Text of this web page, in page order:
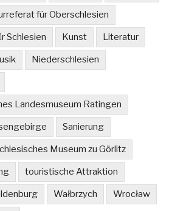
für Oberschlesien
Schlesien Kunst Literatur
Niederschlesien
Landesmuseum Ratingen
Sanierung
Museum zu Görlitz
touristische Attraktion
Wałbrzych Wrocław